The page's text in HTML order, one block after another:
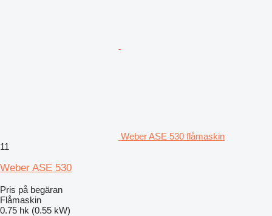
Weber ASE 530 flåmaskin
11
Weber ASE 530
Pris på begäran
Flåmaskin
0.75 hk (0.55 kW)